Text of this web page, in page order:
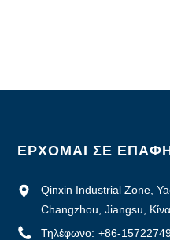
ΕΡΧΟΜΑΙ ΣΕ
Qinxin Industrial Zone,
Changzhou, Jiangsu, Κίνα
Τηλέφωνο: +86-